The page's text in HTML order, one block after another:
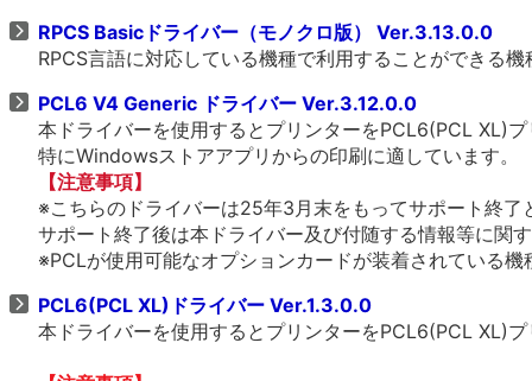
RPCS Basicドライバー（モノクロ版） Ver.3.13.0.0
RPCS言語に対応している機種で利用することができる
PCL6 V4 Generic ドライバー Ver.3.12.0.0
本ドライバーを使用するとプリンターをPCL6(PCL XL)
特にWindowsストアアプリからの印刷に適しています。
【注意事項】
※こちらのドライバーは25年3月末をもってサポート終了
サポート終了後は本ドライバー及び付随する情報等に関
※PCLが使用可能なオプションカードが装着されている
PCL6(PCL XL)ドライバー Ver.1.3.0.0
本ドライバーを使用するとプリンターをPCL6(PCL XL)